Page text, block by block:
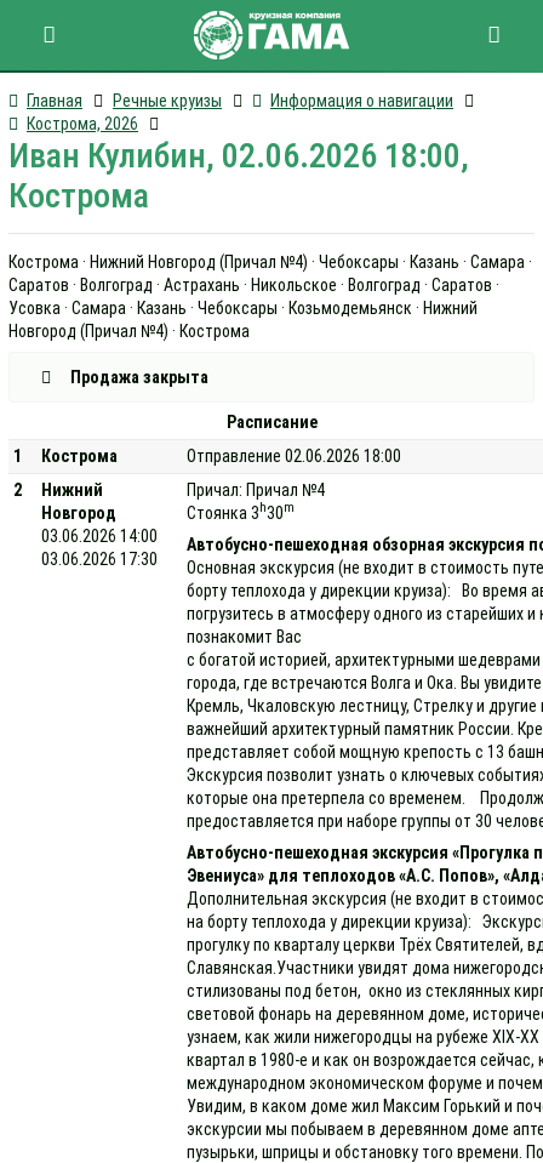
Главная Речные круизы
Информация о навигации
Кострома, 2026
Иван Кулибин, 02.06.2026 18:00,
Кострома
Кострома · Нижний Новгород (Причал №4) · Чебоксары · Казань · Самара ·
Саратов · Волгоград · Астрахань · Никольское · Волгоград · Саратов ·
Усовка · Самара · Казань · Чебоксары · Козьмодемьянск · Нижний
Новгород (Причал №4) · Кострома
Продажа закрыта
Расписание
1
Кострома
Отправление 02.06.2026 18:00
2
Нижний
Новгород
03.06.2026 14:00
03.06.2026 17:30
Причал: Причал №4
Стоянка 3 h30m
Автобусно-пешеходная обзорная экскурсия
Основная экскурсия (не входит в стоимость
борту теплохода у дирекции круиза): Во время
погрузитесь в атмосферу одного из старейших
познакомит Вас
с богатой историей, архитектурными
города, где встречаются Волга и Ока. Вы
Кремль, Чкаловскую лестницу, Стрелку и
важнейший архитектурный памятник России.
представляет собой мощную крепость с 13
Экскурсия позволит узнать о ключевых
которые она претерпела со временем.
предоставляется при наборе группы от 30
Автобусно-пешеходная экскурсия
Эвениуса» для теплоходов «А.С. Попов»,
Дополнительная экскурсия (не входит в
на борту теплохода у дирекции круиза):
прогулку по кварталу церкви Трёх Святителей,
Славянская.Участники увидят дома
стилизованы под бетон, окно из стеклянных
световой фонарь на деревянном доме,
узнаем, как жили нижегородцы на рубеже XIX-
квартал в 1980-е и как он возрождается
международном экономическом форуме и
Увидим, в каком доме жил Максим Горький и
экскурсии мы побываем в деревянном доме
пузырьки, шприцы и обстановку того времени.